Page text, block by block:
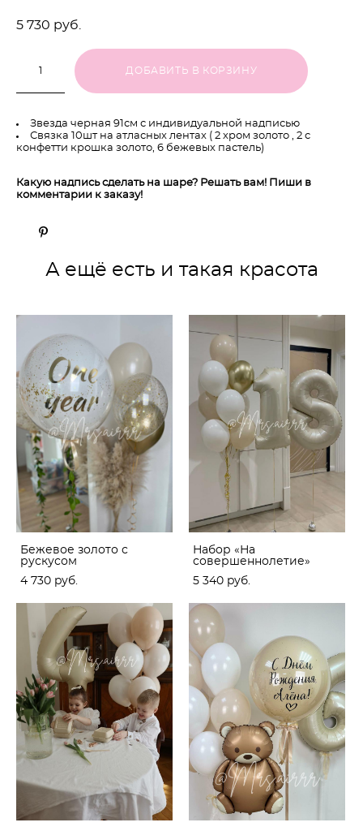
5 730 pуб.
ДОБАВИТЬ В КОРЗИНУ
Звезда черная 91см с индивидуальной надписью
Связка 10шт на атласных лентах ( 2 хром золото , 2 с
конфетти крошка золото, 6 бежевых пастель)
Какую надпись сделать на шаре? Решать вам! Пиши в
комментарии к заказу!
А ещё есть и такая красота
Бежевое золото с
рускусом
4 730 pуб.
Набор «На
совершеннолетие»
5 340 pуб.